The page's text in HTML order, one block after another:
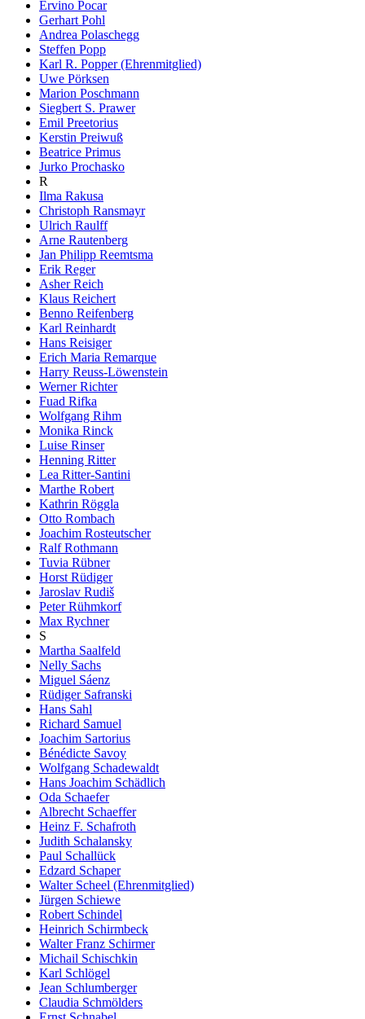
Ervino Pocar
Gerhart Pohl
Andrea Polaschegg
Steffen Popp
Karl R. Popper (Ehrenmitglied)
Uwe Pörksen
Marion Poschmann
Siegbert S. Prawer
Emil Preetorius
Kerstin Preiwuß
Beatrice Primus
Jurko Prochasko
R
Ilma Rakusa
Christoph Ransmayr
Ulrich Raulff
Arne Rautenberg
Jan Philipp Reemtsma
Erik Reger
Asher Reich
Klaus Reichert
Benno Reifenberg
Karl Reinhardt
Hans Reisiger
Erich Maria Remarque
Harry Reuss-Löwenstein
Werner Richter
Fuad Rifka
Wolfgang Rihm
Monika Rinck
Luise Rinser
Henning Ritter
Lea Ritter-Santini
Marthe Robert
Kathrin Röggla
Otto Rombach
Joachim Rosteutscher
Ralf Rothmann
Tuvia Rübner
Horst Rüdiger
Jaroslav Rudiš
Peter Rühmkorf
Max Rychner
S
Martha Saalfeld
Nelly Sachs
Miguel Sáenz
Rüdiger Safranski
Hans Sahl
Richard Samuel
Joachim Sartorius
Bénédicte Savoy
Wolfgang Schadewaldt
Hans Joachim Schädlich
Oda Schaefer
Albrecht Schaeffer
Heinz F. Schafroth
Judith Schalansky
Paul Schallück
Edzard Schaper
Walter Scheel (Ehrenmitglied)
Jürgen Schiewe
Robert Schindel
Heinrich Schirmbeck
Walter Franz Schirmer
Michail Schischkin
Karl Schlögel
Jean Schlumberger
Claudia Schmölders